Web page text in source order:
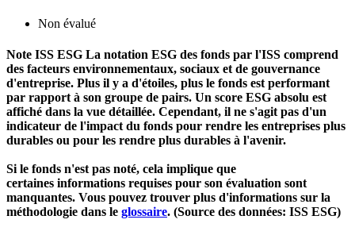
Non évalué
Note ISS ESG La notation ESG des fonds par l'ISS comprend
des facteurs environnementaux, sociaux et de gouvernance
d'entreprise. Plus il y a d'étoiles, plus le fonds est performant
par rapport à son groupe de pairs. Un score ESG absolu est
affiché dans la vue détaillée. Cependant, il ne s'agit pas d'un
indicateur de l'impact du fonds pour rendre les entreprises plus
durables ou pour les rendre plus durables à l'avenir.
Si le fonds n'est pas noté, cela implique que
certaines informations requises pour son évaluation sont
manquantes. Vous pouvez trouver plus d'informations sur la
méthodologie dans le glossaire. (Source des données: ISS ESG)